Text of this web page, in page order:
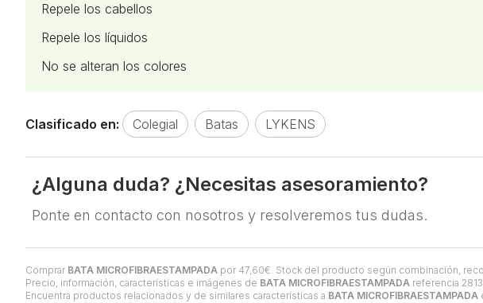
Comprar BATA MICROFIBRAESTAMPADA por 47,60€. Stock del producto según combinación,
Precio, información, características e imágenes de BATA MICROFIBRAESTAMPADA referencia
Encuentra productos relacionados y de similares características a BATA MICROFIBRAESTAMPADA
Repele los cabellos
Repele los líquidos
No se alteran los colores
Clasificado en: Colegial Batas LYKENS
¿Alguna duda? ¿Necesitas asesoramiento?
Ponte en contacto con nosotros y resolveremos tus dudas.